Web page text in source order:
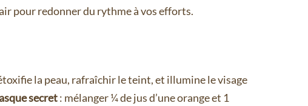
pour redonner du rythme à vos efforts.
la peau, rafraîchir le teint, et illumine le visage
secret: mélanger ¼ de jus d’une orange et 1